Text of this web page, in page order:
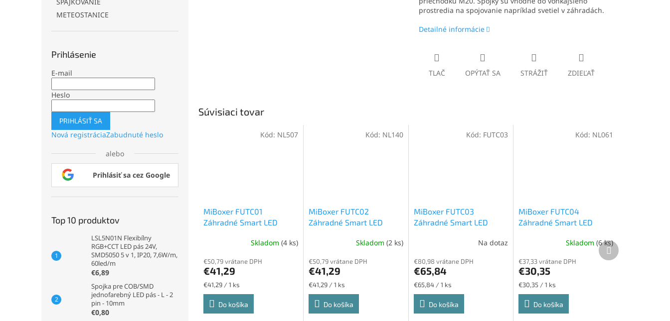
METEOSTANICE
Prihlásenie
E-mail
Heslo
PRIHLÁSIŤ SA
Nová registráciaZabudnuté heslo
alebo
Prihlásiť sa cez Google
Top 10 produktov
LSL5N01N Flexibílny
RGB+CCT LED pás 24V,
SMD5050 5 v 1, IP20, 7,6W/m,
60led/m
€6,89
Spojka pre COB/SMD
jednofarebný LED pás - L - 2
pin - 10mm
€0,80
prostredia na spojovanie napríklad svetiel v záhradách.
Detailné informácie
TLAČ OPÝTAŤ SA STRÁŽIŤ ZDIEĽAŤ
Súvisiaci tovar
MiBoxer FUTC01
Záhradné Smart LED
24VDC, RF 2,4GHz
Skladom (4 ks)
€50,79 vrátane DPH
€41,29
Jednotková
cena:
€41,29 / 1 ks
Do košíka
Kód: NL507
MiBoxer FUTC02
Záhradné Smart LED
produktu
je
5,0
hviezdičiek.
Skladom (2 ks)
€50,79 vrátane DPH
€41,29
Jednotková
cena:
€41,29 / 1 ks
Do košíka
Kód: NL140
MiBoxer FUTC03
Záhradné Smart LED
Na dotaz
€80,98 vrátane DPH
€65,84
Jednotková
cena:
€65,84 / 1 ks
Do košíka
Kód: FUTC03
MiBoxer FUTC04
Záhradné Smart LED
produktu
je
5,0
hviezdičiek.
Skladom(6 ks)
€37,33 vrátane DPH
€30,35
Jednotková
cena:
€30,35 / 1 ks
Do košíka
Kód: NL061
Ďalší
produkt